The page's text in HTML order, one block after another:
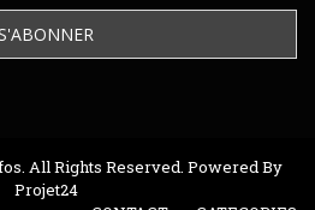
All Rights Reserved. Powered By
Projet24